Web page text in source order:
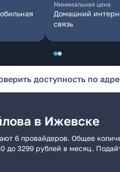
Минимальная цена
Домашний
связь
доступность по
в Ижевске
6 провайдеров. Общее
3299 рублей в месяц.